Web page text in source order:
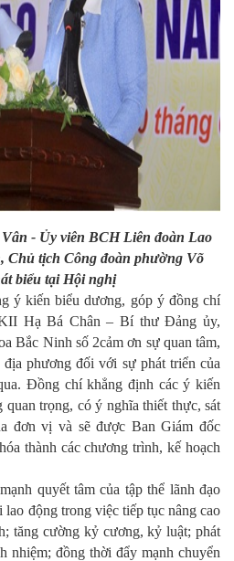
- Ủy viên BCH Liên đoàn Lao
Chủ tịch Công đoàn phường Võ
biểu tại Hội nghị
ý kiến biểu dương, góp ý đồng chí
Hạ Bá Chân – Bí thư Đảng ủy,
Bắc Ninh số 2cảm ơn sự quan tâm,
phương đối với sự phát triển của
Đồng chí khẳng định các ý kiến
trọng, có ý nghĩa thiết thực, sát
đơn vị và sẽ được Ban Giám đốc
thành các chương trình, kế hoạch
quyết tâm của tập thể lãnh đạo
động trong việc tiếp tục nâng cao
tăng cường kỷ cương, kỷ luật; phát
nhiệm; đồng thời đẩy mạnh chuyển